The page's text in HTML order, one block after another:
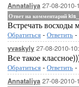
Annataliya 27-08-2010-
Ответ на комментарий
Встречать восходы
Обратиться - Ответить -
yvaskyly 27-08-2010-
Все такое
Обратиться - Ответить -
Annataliya 27-08-2010-